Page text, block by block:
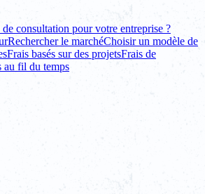
consultation pour votre entreprise ?
Rechercher le marchéChoisir un modèle de
Frais basés sur des projetsFrais de
au fil du temps